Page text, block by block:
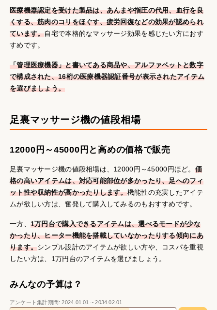
医療機器認定を受けた製品は、あんまや指圧の代用、血行を良
くする、筋肉のコリをほぐす、疲労回復などの効果が認められ
ています。自宅で本格的なマッサージ効果を感じたい方におす
すめです。
「管理医療機器」と書いてある商品や、アルファベットと数字
で構成された、16桁の医療機器認証番号が表示されたアイテム
を選びましょう。
足裏マッサージ機の値段相場
12000円～45000円と高めの価格で販売
足裏マッサージ機の値段相場は、12000円～45000円ほど。 価
格の高いアイテムは、対応可能部位が多かったり、足へのフィ
ット性や収納性が高かったりします。機能性の充実したアイテ
ムが欲しい方は、奮発して購入してみるのもおすすめです。
一方、 1万円台で購入できるアイテムは、選べるモードが少な
かったり、ヒーター機能を搭載していなかったりする傾向にあ
ります。シンプル設計のアイテムが欲しい方や、コスパを重視
したい方は、1万円台のアイテムを選びましょう。
みんなの予算は？
アンケート集計期間:2024.01.01 ~2034.02.01